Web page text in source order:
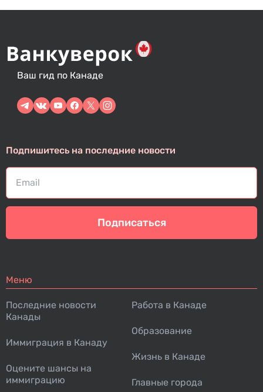
Ваш гид по Канаде
Подпишитесь на последние новости
Подписаться
Меню
Последние новости
Канады
Иммиграция в Канаду
Оцените шансы на
иммиграцию
Работа в Канаде
Образование
Жизнь в Канаде
Главные города